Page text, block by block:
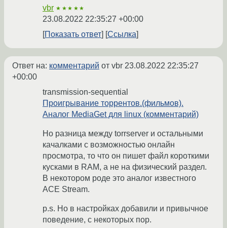
vbr ★★★★★
23.08.2022 22:35:27 +00:00
Показать ответ
Ссылка
Ответ на: комментарий от vbr 23.08.2022 22:35:27
+00:00
transmission-sequential
Проигрывание торрентов.(фильмов).
Аналог MediaGet для linux (комментарий)
Но разница между torrserver и остальными
качалками с возможностью онлайн
просмотра, то что он пишет файл короткими
кусками в RAM, а не на физический раздел.
В некотором роде это аналог известного
ACE Stream.
p.s. Но в настройках добавили и привычное
поведение, с некоторых пор.